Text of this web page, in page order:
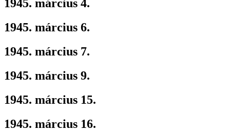
1945. március 4.
1945. március 6.
1945. március 7.
1945. március 9.
1945. március 15.
1945. március 16.